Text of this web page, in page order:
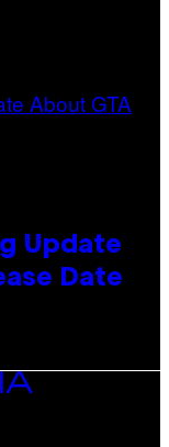
Update
Date